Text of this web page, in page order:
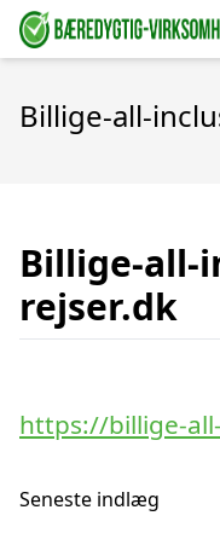
Billige-all-
Billige-all-
rejser.dk
https://billige-
Seneste indlæg